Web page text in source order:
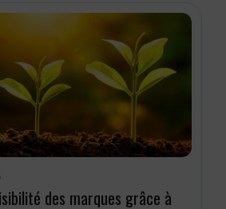
des marques grâce à